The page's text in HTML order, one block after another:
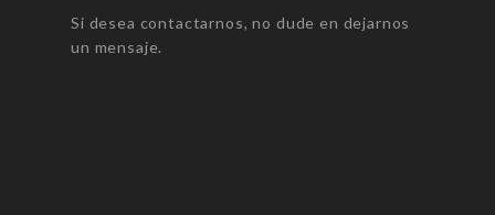
Si desea contactarnos, no dude en dejarnos
un mensaje.